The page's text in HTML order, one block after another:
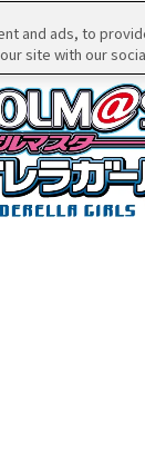
and ads, to
site with our